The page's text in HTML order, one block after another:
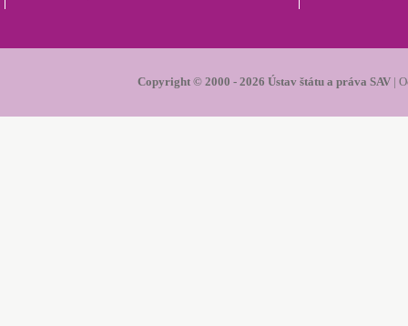
Copyright © 2000 - 2026 Ústav štátu a práva SAV|